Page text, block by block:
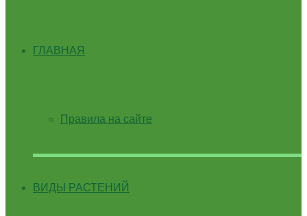
ГЛАВНАЯ
Правила на сайте
ВИДЫ РАСТЕНИЙ